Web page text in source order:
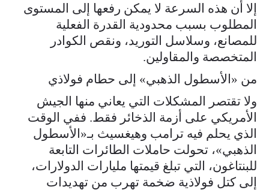
إلا أن هذه السرعة لا يمكن رفعها إلى المستوى
المطلوب بسبب محدودية القدرة الفعلية
للمصانع، وسلاسل التوريد، ونقص الكوادر
المتخصصة والمقاولين.
من «الأسطول الذهبي» إلى حطام فولاذي
ولا تقتصر المشكلات التي يعاني منها الجيش
الأمريكي على أزمة الذخائر فقط. ففي الوقت
الذي يحلم فيه ترامب وهيغسيث بـ«الأسطول
الذهبي»، تحولت حاملات الطائرات التابعة
للبنتاغون، التي تبلغ قيمتها مليارات الدولارات،
إلى كتل فولاذية ضخمة تهرب من تهديدات